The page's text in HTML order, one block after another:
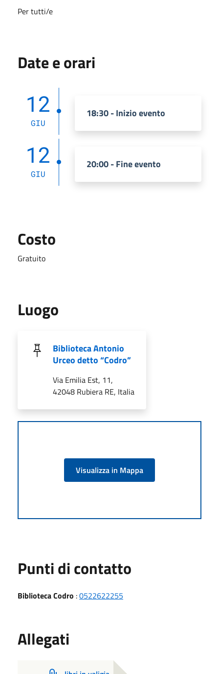
Per tutti/e
Date e orari
12
GIU
18:30 - Inizio evento
12
GIU
20:00 - Fine evento
Costo
Gratuito
Luogo
Biblioteca Antonio
Urceo detto “Codro”
Via Emilia Est, 11,
42048 Rubiera RE, Italia
Visualizza in Mappa
Punti di contatto
Biblioteca Codro :0522622255
Allegati